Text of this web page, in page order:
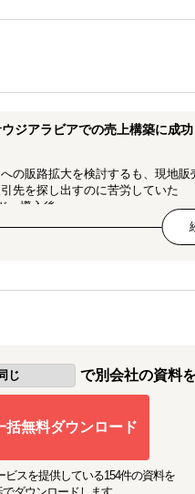
ジアラビアでの売上構築に成功
への販路拡大を検討するも、現地
先を探し出すのに苦労していた
』導入後
展や商談代行によりサウジアラビ
開始3日で407%を達成（N社/高
』導入後
製品特性をきちんと反映できる海
用できる海外販売スキームを構築
で別会社の資料
括無料ダウンロード
ビスを提供している154件の資料を